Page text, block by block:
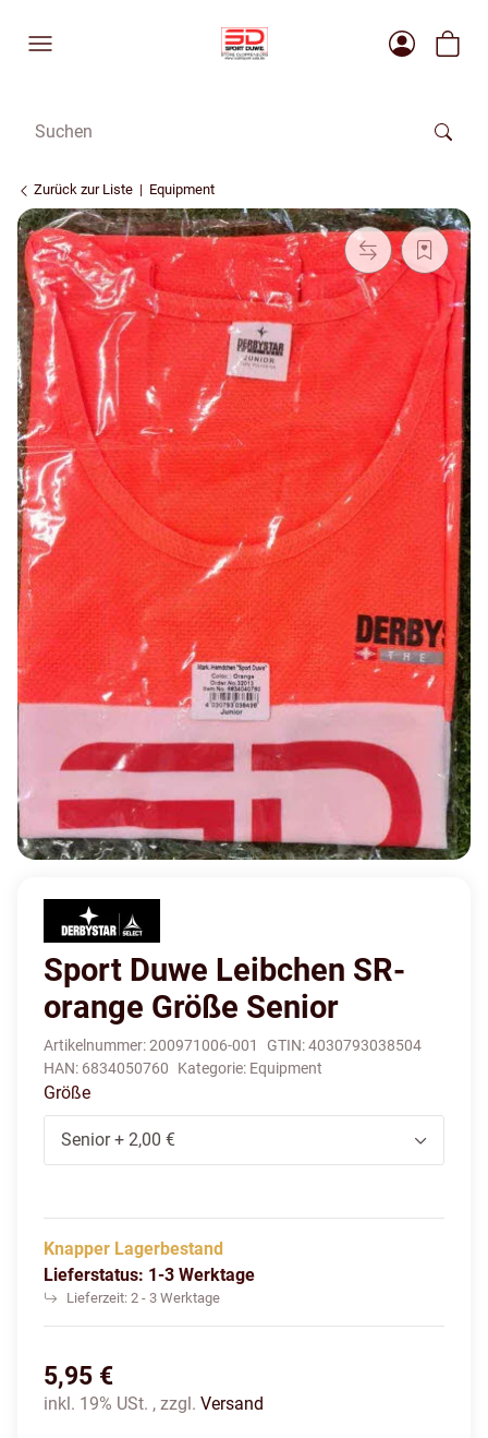
Zurück zur Liste Equipment
Sport Duwe Leibchen SR-
orange Größe Senior
Artikelnummer:200971006-001 GTIN:4030793038504
HAN: 6834050760 Kategorie: Equipment
Größe
Senior + 2,00 €
Knapper Lagerbestand
Lieferstatus: 1-3 Werktage
Lieferzeit: 2 - 3 Werktage
5,95 €
inkl. 19% USt. , zzgl. Versand